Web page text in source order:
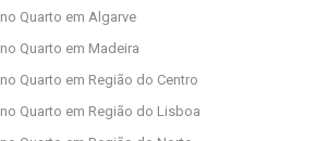
Quarto em Algarve
Quarto em Madeira
Quarto em Região do Centro
Quarto em Região do Lisboa